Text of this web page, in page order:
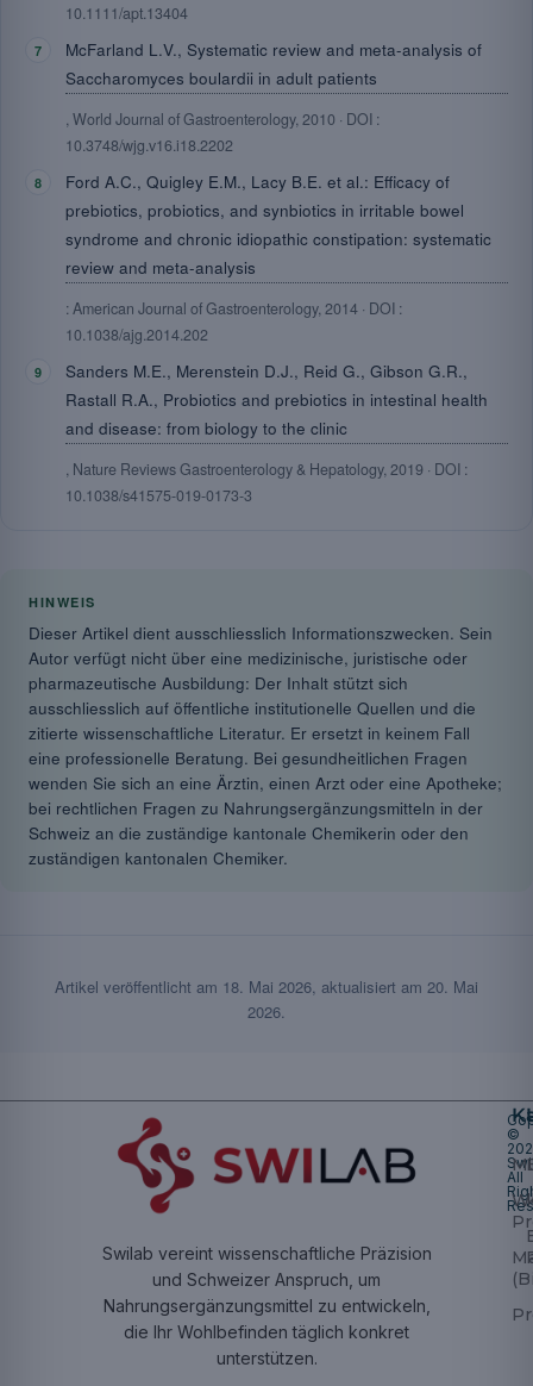
10.1111/apt.13404
McFarland L.V., Systematic review and meta-analysis of
Saccharomyces boulardii in adult patients
, World Journal of Gastroenterology, 2010 · DOI :
10.3748/wjg.v16.i18.2202
Ford A.C., Quigley E.M., Lacy B.E. et al.: Efficacy of
prebiotics, probiotics, and synbiotics in irritable bowel
syndrome and chronic idiopathic constipation: systematic
review and meta-analysis
: American Journal of Gastroenterology, 2014 · DOI :
10.1038/ajg.2014.202
Sanders M.E., Merenstein D.J., Reid G., Gibson G.R.,
Rastall R.A., Probiotics and prebiotics in intestinal health
and disease: from biology to the clinic
, Nature Reviews Gastroenterology & Hepatology, 2019 · DOI :
10.1038/s41575-019-0173-3
HINWEIS
Dieser Artikel dient ausschliesslich Informationszwecken. Sein
Autor verfügt nicht über eine medizinische, juristische oder
pharmazeutische Ausbildung: Der Inhalt stützt sich
ausschliesslich auf öffentliche institutionelle Quellen und die
zitierte wissenschaftliche Literatur. Er ersetzt in keinem Fall
eine professionelle Beratung. Bei gesundheitlichen Fragen
wenden Sie sich an eine Ärztin, einen Arzt oder eine Apotheke;
bei rechtlichen Fragen zu Nahrungsergänzungsmitteln in der
Schweiz an die zuständige kantonale Chemikerin oder den
zuständigen kantonalen Chemiker.
Artikel veröffentlicht am 18. Mai 2026 , aktualisiert am 20. Mai
2026
Swilab vereint wissenschaftliche Präzision
und Schweizer Anspruch, um
Nahrungsergänzungsmittel zu entwickeln,
die Ihr Wohlbefinden täglich konkret
unterstützen.
©
All